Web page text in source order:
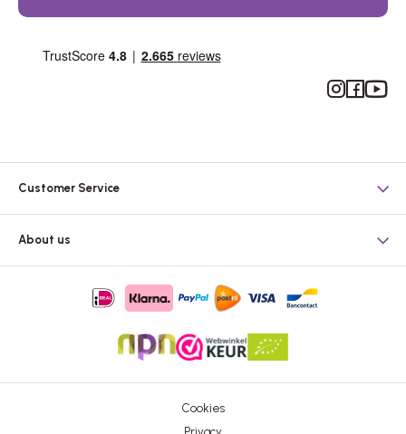
Instagram
Facebook
Customer Service
About us
Cookies